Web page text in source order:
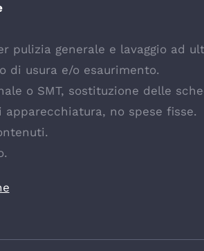
pulizia generale e lavaggio ad
di usura e/o esaurimento.
o SMT, sostituzione delle
no spese fisse.